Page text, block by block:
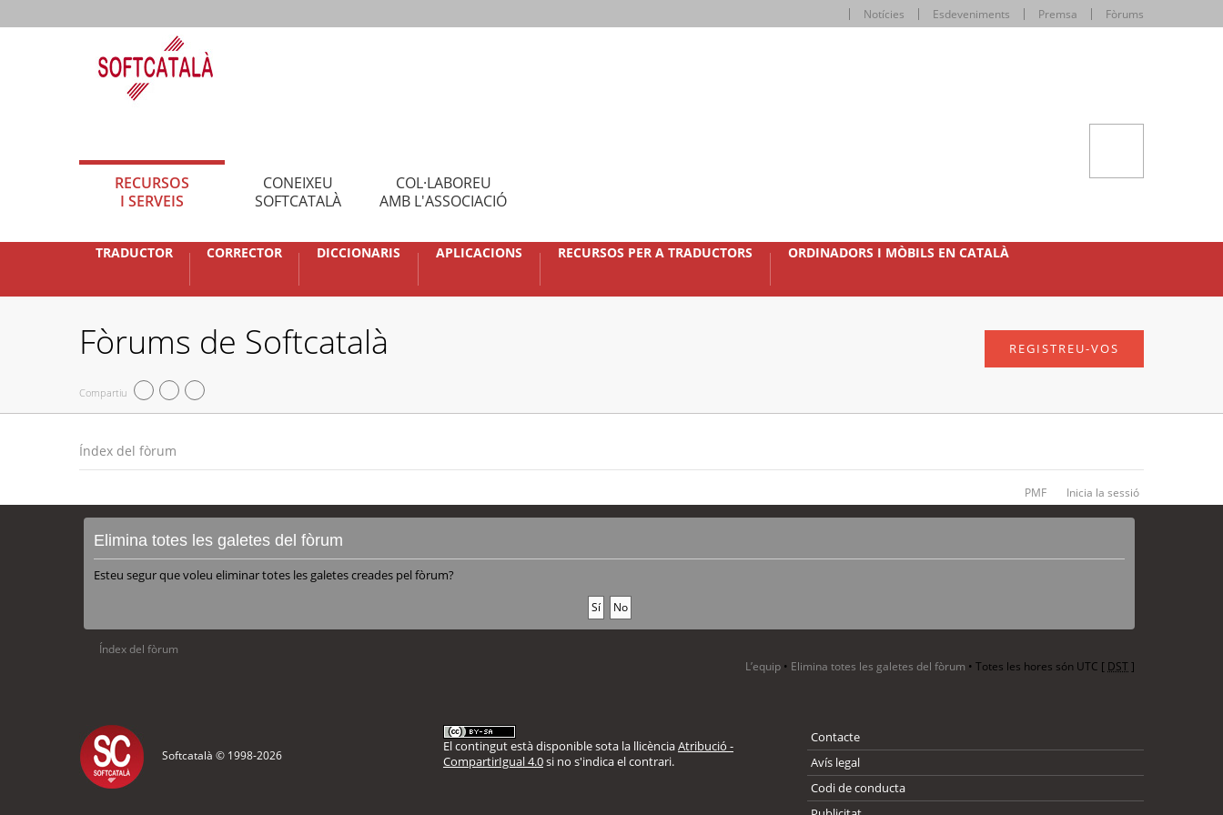
Notícies Esdeveniments Premsa Fòrums
RECURSOS
I SERVEIS
CONEIXEU
SOFTCATALÀ
COL·LABOREU
AMB L'ASSOCIACIÓ
TRADUCTOR CORRECTOR DICCIONARIS APLICACIONS RECURSOS PER A TRADUCTORS ORDINADORS I MÒBILS EN CATALÀ
Fòrums de Softcatalà
Compartiu
REGISTREU-VOS
Índex del fòrum
PMF Inicia la sessió
Elimina totes les galetes del fòrum
Esteu segur que voleu eliminar totes les galetes creades pel fòrum?
Índex del fòrum
L’equip • Elimina totes les galetes del fòrum • Totes les hores són UTC [ DST]
Softcatalà © 1998-2026
El contingut està disponible sota la llicènciaAtribució -
CompartirIgual 4.0si no s'indica el contrari.
Contacte
Avís legal
Codi de conducta